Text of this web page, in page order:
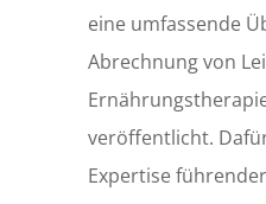
eine umfassende
Abrechnung von
veröffentlicht.
Expertise führender